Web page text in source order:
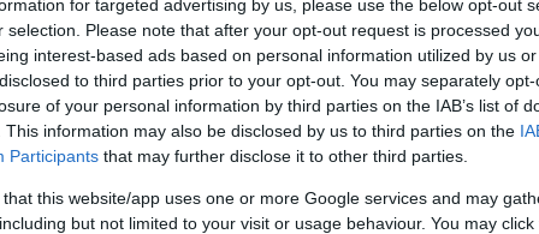
for targeted advertising by us, please use the below opt-out
selection. Please note that after your opt-out request is processed
interest-based ads based on personal information utilized by us
to third parties prior to your opt-out. You may separately
of your personal information by third parties on the IAB’s list of
This information may also be disclosed by us to third parties on the
Participants that may further disclose it to other third parties.
that this website/app uses one or more Google services and may
but not limited to your visit or usage behaviour. You may
το ΕΘΝΟΣ στη Google
τα μέλη του πληρώματος του αλιευτικού
Κάλυμνο
στολίζουν με... γαλλικά τους
λιμενικούς .